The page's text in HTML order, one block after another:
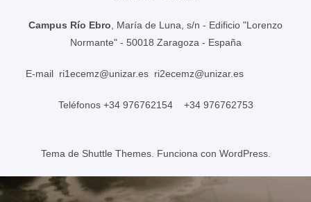
Campus Río Ebro , María de Luna, s/n - Edificio "Lorenzo
Normante" - 50018 Zaragoza - España
E-mail ri1ecemz@unizar.es ri2ecemz@unizar.es
Teléfonos +34 976762154 +34 976762753
Tema de Shuttle Themes. Funciona con WordPress.